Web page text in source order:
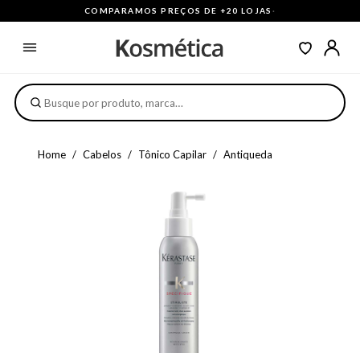
COMPARAMOS PREÇOS DE +20 LOJAS ·
Home Cabelos Tônico Capilar Antiqueda